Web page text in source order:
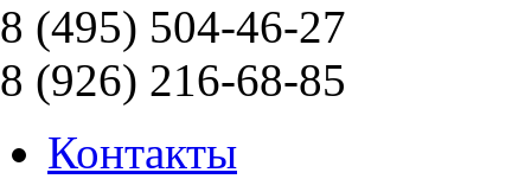
8 (495) 504-46-27
8 (926) 216-68-85
Контакты